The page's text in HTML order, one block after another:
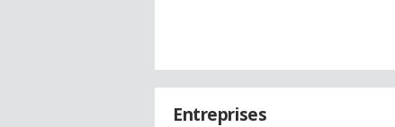
Entreprises